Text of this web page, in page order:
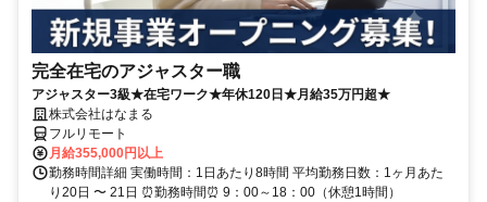
完全在宅のアジャスター職
アジャスター3級★在宅ワーク★年休120日★月給35万円超★
株式会社はなまる
フルリモート
月給355,000円以上
勤務時間詳細 実働時間：1日あたり8時間 平均勤務日数：1ヶ月あた
り20日 〜 21日 ⏰勤務時間⏰ 9：00～18：00（休憩1時間）